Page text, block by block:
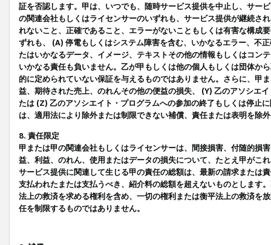
証を否認します。甲は、いつでも、随時サービス提供を中止し、サー
の関連会社もしくはライセンサーのいずれも、サービス提供が継続さ
れないこと、正確であること、エラーがないこともしくは有害な構成
ずれも、 (A) 停電もしくはシステム障害を含む、いかなるエラー、不
たはいかなるデータ、イメージ、テキストその他の情報もしくはコン
いかなる責任も負いません。乙が甲もしくは他の個人もしくは団体か
的に定められていない保証を与えるものではありません。さらに、甲
益、期待された売上、のれんその他の便益の損失、 (Y) 乙のアソシエ
たは (Z) 乙のアソシエイト・プログラムへの参加の終了もしくは停止
は、適用法により除外または制限できない補償、責任または表明を除
8. 責任限定
甲または甲の関連会社もしくはライセンサーは、間接損害、付随的損
益、利益、のれん、使用またはデータの損失について、たとえ甲がこ
サービス提供に関連して生じる甲の責任の総額は、最新の請求または
支払われたまたは支払うべき、紹介料の総額を超えないものとします
法上の救済を求める権利を含め、一切の権利または衡平法上の救済を
任を制限するものではありません。